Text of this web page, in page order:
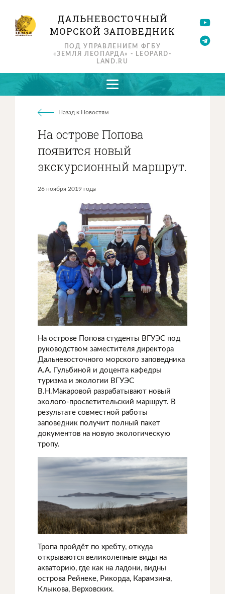
ДАЛЬНЕВОСТОЧНЫЙ
МОРСКОЙ ЗАПОВЕДНИК
ПОД УПРАВЛЕНИЕМ ФГБУ
«ЗЕМЛЯ ЛЕОПАРДА» - LEOPARD-
LAND.RU
Назад к Новостям
На острове Попова
появится новый
экскурсионный маршрут.
26 ноября 2019 года
На острове Попова студенты ВГУЭС под
руководством заместителя директора
Дальневосточного морского заповедника
А.А. Гульбиной и доцента кафедры
туризма и экологии ВГУЭС
В.Н.Макаровой разрабатывают новый
эколого-просветительский маршрут. В
результате совместной работы
заповедник получит полный пакет
документов на новую экологическую
тропу.
Тропа пройдёт по хребту, откуда
открываются великолепные виды на
акваторию, где как на ладони, видны
острова Рейнеке, Рикорда, Карамзина,
Клыкова, Верховских.